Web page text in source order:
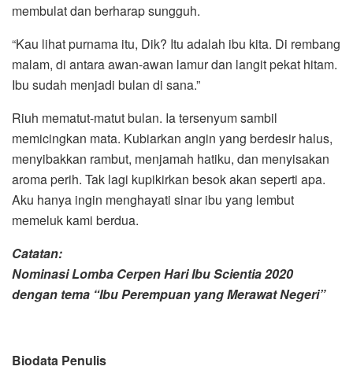
membulat dan berharap sungguh.
“Kau lihat purnama itu, Dik? Itu adalah ibu kita. Di rembang
malam, di antara awan-awan lamur dan langit pekat hitam.
Ibu sudah menjadi bulan di sana.”
Riuh mematut-matut bulan. Ia tersenyum sambil
memicingkan mata. Kubiarkan angin yang berdesir halus,
menyibakkan rambut, menjamah hatiku, dan menyisakan
aroma perih. Tak lagi kupikirkan besok akan seperti apa.
Aku hanya ingin menghayati sinar ibu yang lembut
memeluk kami berdua.
Catatan:
Nominasi Lomba Cerpen Hari Ibu Scientia 2020
dengan tema “Ibu Perempuan yang Merawat Negeri”
Biodata Penulis